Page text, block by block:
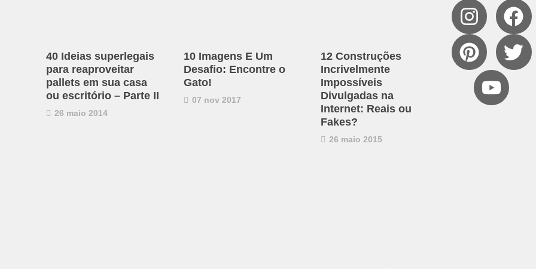
40 Ideias superlegais
para reaproveitar
pallets em sua casa
ou escritório – Parte II
26 maio 2014
10 Imagens E Um
Desafio: Encontre o
Gato!
07 nov 2017
12 Construções
Incrivelmente
Impossíveis
Divulgadas na
Internet: Reais ou
Fakes?
26 maio 2015